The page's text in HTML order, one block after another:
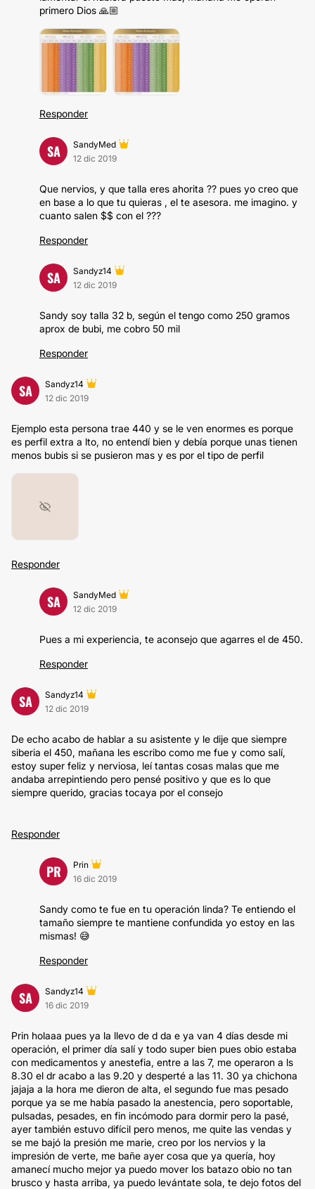
primero Dios 🙏🏼
Responder
SA
SandyMed
12 dic 2019
Que nervios, y que talla eres ahorita ?? pues yo creo que
en base a lo que tu quieras , el te asesora. me imagino. y
cuanto salen $$ con el ???
Responder
SA
Sandyz14
12 dic 2019
Sandy soy talla 32 b, según el tengo como 250 gramos
aprox de bubi, me cobro 50 mil
Responder
SA
Sandyz14
12 dic 2019
Ejemplo esta persona trae 440 y se le ven enormes es porque
es perfil extra a lto, no entendí bien y debía porque unas tienen
menos bubis si se pusieron mas y es por el tipo de perfil
Responder
SA
SandyMed
12 dic 2019
Pues a mi experiencia, te aconsejo que agarres el de 450.
Responder
SA
Sandyz14
12 dic 2019
De echo acabo de hablar a su asistente y le dije que siempre
siberia el 450, mañana les escribo como me fue y como salí,
estoy super feliz y nerviosa, leí tantas cosas malas que me
andaba arrepintiendo pero pensé positivo y que es lo que
siempre querido, gracias tocaya por el consejo
Responder
PR
Prin
16 dic 2019
Sandy como te fue en tu operación linda? Te entiendo el
tamaño siempre te mantiene confundida yo estoy en las
mismas! 😅
Responder
SA
Sandyz14
16 dic 2019
Prin holaaa pues ya la llevo de d da e ya van 4 días desde mi
operación, el primer día salí y todo super bien pues obio estaba
con medicamentos y anestefia, entre a las 7, me operaron a ls
8.30 el dr acabo a las 9.20 y desperté a las 11. 30 ya chichona
jajaja a la hora me dieron de alta, el segundo fue mas pesado
porque ya se me había pasado la anestencia, pero soportable,
pulsadas, pesades, en fin incómodo para dormir pero la pasé,
ayer también estuvo difícil pero menos, me quite las vendas y
se me bajó la presión me marie, creo por los nervios y la
impresión de verte, me bañe ayer cosa que ya quería, hoy
amanecí mucho mejor ya puedo mover los batazo obio no tan
brusco y hasta arriba, ya puedo levántate sola, te dejo fotos del